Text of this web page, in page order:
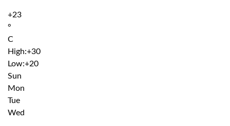
+23
°
C
High:+30
Low:+20
Sun
Mon
Tue
Wed